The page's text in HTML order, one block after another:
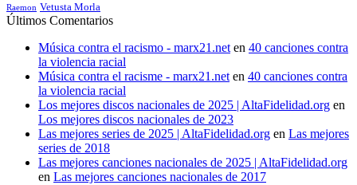
Raemon Vetusta Morla
Últimos Comentarios
Música contra el racismo - marx21.neten 40 canciones contra
la violencia racial
Música contra el racisme - marx21.neten 40 canciones contra
la violencia racial
Los mejores discos nacionales de 2025 | AltaFidelidad.org en
Los mejores discos nacionales de 2023
Las mejores series de 2025 | AltaFidelidad.org en Las mejores
series de 2018
Las mejores canciones nacionales de 2025 | AltaFidelidad.org
en Las mejores canciones nacionales de 2017